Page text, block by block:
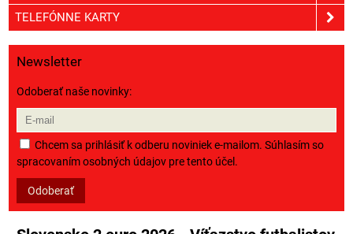
TELEFÓNNE KARTY
Newsletter
Odoberať naše novinky:
Chcem sa prihlásiť k odberu noviniek e-mailom. Súhlasím so
spracovaním osobných údajov pre tento účel.
Odoberať